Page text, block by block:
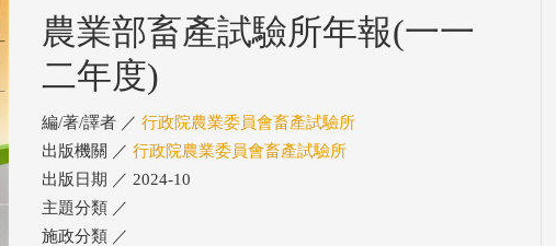
農業部畜產試驗所年報(一一
二年度)
編/著/譯者 ／ 行政院農業委員會畜產試驗所
出版機關 ／ 行政院農業委員會畜產試驗所
出版日期 ／ 2024-10
主題分類 ／
施政分類 ／